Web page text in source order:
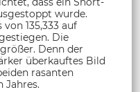
wurde.
135,333 auf
Die
Denn der
überkauftes Bild
rasanten
Jahres.